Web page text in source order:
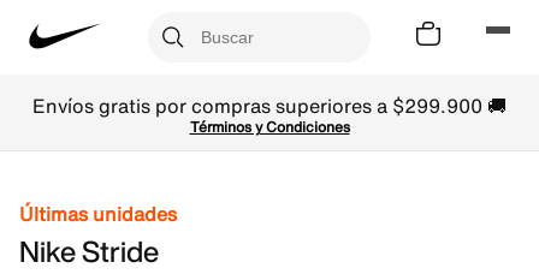
Envíos gratis por compras superiores a $299.900 🚚
Términos y Condiciones
Últimas unidades
Nike Stride